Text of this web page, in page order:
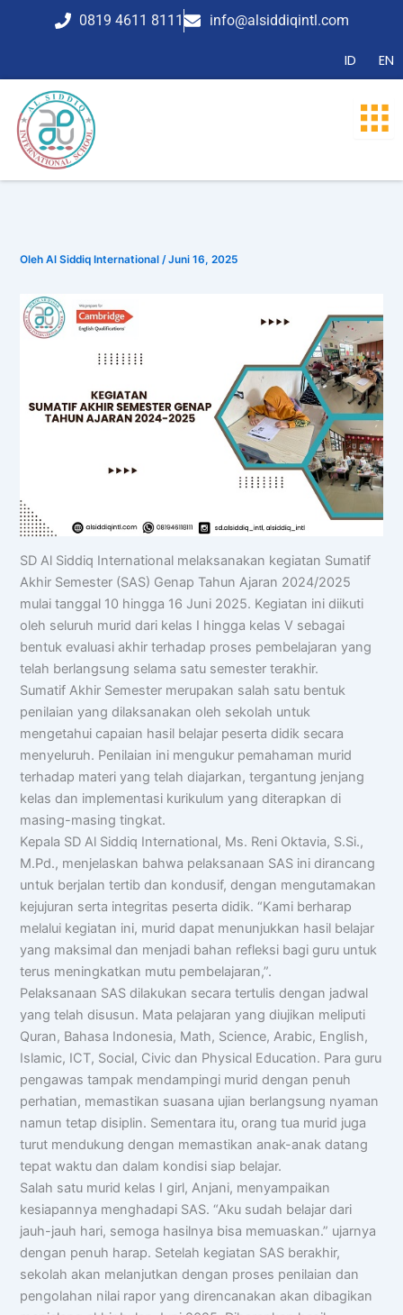
0819 4611 8111 info@alsiddiqintl.com
ID EN
OlehAl Siddiq International/Juni 16, 2025
SD Al Siddiq International melaksanakan kegiatan Sumatif
Akhir Semester (SAS) Genap Tahun Ajaran 2024/2025
mulai tanggal 10 hingga 16 Juni 2025. Kegiatan ini diikuti
oleh seluruh murid dari kelas I hingga kelas V sebagai
bentuk evaluasi akhir terhadap proses pembelajaran yang
telah berlangsung selama satu semester terakhir.
Sumatif Akhir Semester merupakan salah satu bentuk
penilaian yang dilaksanakan oleh sekolah untuk
mengetahui capaian hasil belajar peserta didik secara
menyeluruh. Penilaian ini mengukur pemahaman murid
terhadap materi yang telah diajarkan, tergantung jenjang
kelas dan implementasi kurikulum yang diterapkan di
masing-masing tingkat.
Kepala SD Al Siddiq International, Ms. Reni Oktavia, S.Si.,
M.Pd., menjelaskan bahwa pelaksanaan SAS ini dirancang
untuk berjalan tertib dan kondusif, dengan mengutamakan
kejujuran serta integritas peserta didik. “Kami berharap
melalui kegiatan ini, murid dapat menunjukkan hasil belajar
yang maksimal dan menjadi bahan refleksi bagi guru untuk
terus meningkatkan mutu pembelajaran,”.
Pelaksanaan SAS dilakukan secara tertulis dengan jadwal
yang telah disusun. Mata pelajaran yang diujikan meliputi
Quran, Bahasa Indonesia, Math, Science, Arabic, English,
Islamic, ICT, Social, Civic dan Physical Education. Para guru
pengawas tampak mendampingi murid dengan penuh
perhatian, memastikan suasana ujian berlangsung nyaman
namun tetap disiplin. Sementara itu, orang tua murid juga
turut mendukung dengan memastikan anak-anak datang
tepat waktu dan dalam kondisi siap belajar.
Salah satu murid kelas I girl, Anjani, menyampaikan
kesiapannya menghadapi SAS. “Aku sudah belajar dari
jauh-jauh hari, semoga hasilnya bisa memuaskan.” ujarnya
dengan penuh harap. Setelah kegiatan SAS berakhir,
sekolah akan melanjutkan dengan proses penilaian dan
pengolahan nilai rapor yang direncanakan akan dibagikan